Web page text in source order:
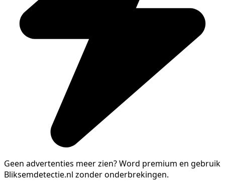
Geen advertenties meer zien?Word premium en gebruik
Bliksemdetectie.nl zonder onderbrekingen.